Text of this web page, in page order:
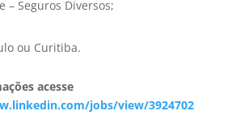
– Seguros Diversos;
ou Curitiba.
acesse
jobs/view/3924702